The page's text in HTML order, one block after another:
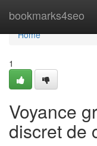
bookmarks4seo
Home
Home
1
Voyance
discret de